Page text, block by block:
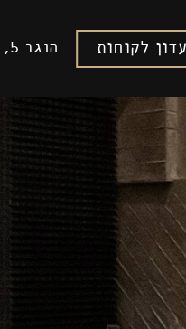
לקוחות הנגב 5, איירפורט סיטי